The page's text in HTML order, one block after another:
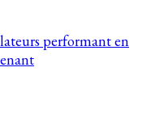
performant en